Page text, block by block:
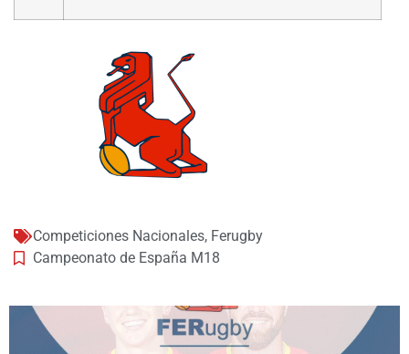
Competiciones Nacionales, Ferugby
Campeonato de España M18